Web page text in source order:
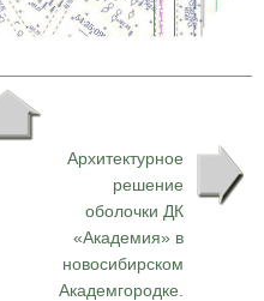
Архитектурное
решение
оболочки ДК
«Академия» в
новосибирском
Академгородке.